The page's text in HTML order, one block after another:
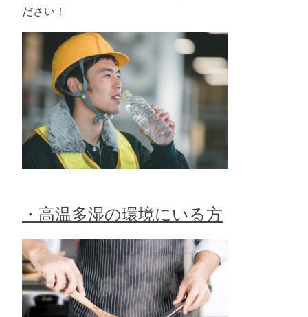
ださい！
・高温多湿の環境にいる方